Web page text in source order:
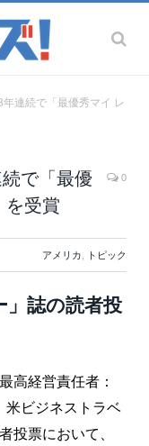
連続で「最優秀マイ レ
で「最優
を受賞
0
アメリカ トピック
」誌の読者投
高経営責任者：
米ビジネストラベ
投票において、